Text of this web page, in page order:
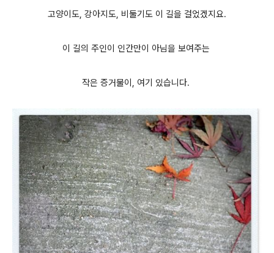
고양이도, 강아지도, 비둘기도 이 길을 걸었겠지요.
이 길의 주인이 인간만이 아님을 보여주는
작은 증거물이, 여기 있습니다.